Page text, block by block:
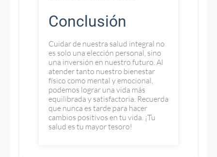
Conclusión
Cuidar de nuestra salud integral no
es solo una elección personal, sino
una inversión en nuestro futuro. Al
atender tanto nuestro bienestar
físico como mental y emocional,
podemos lograr una vida más
equilibrada y satisfactoria. Recuerda
que nunca es tarde para hacer
cambios positivos en tu vida. ¡Tu
salud es tu mayor tesoro!